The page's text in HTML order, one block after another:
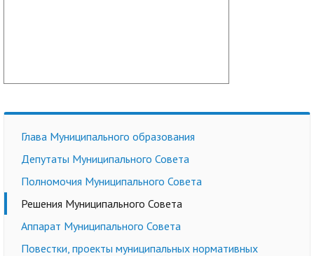
Глава Муниципального образования
Депутаты Муниципального Совета
Полномочия Муниципального Совета
Решения Муниципального Совета
Аппарат Муниципального Совета
Повестки, проекты муниципальных нормативных